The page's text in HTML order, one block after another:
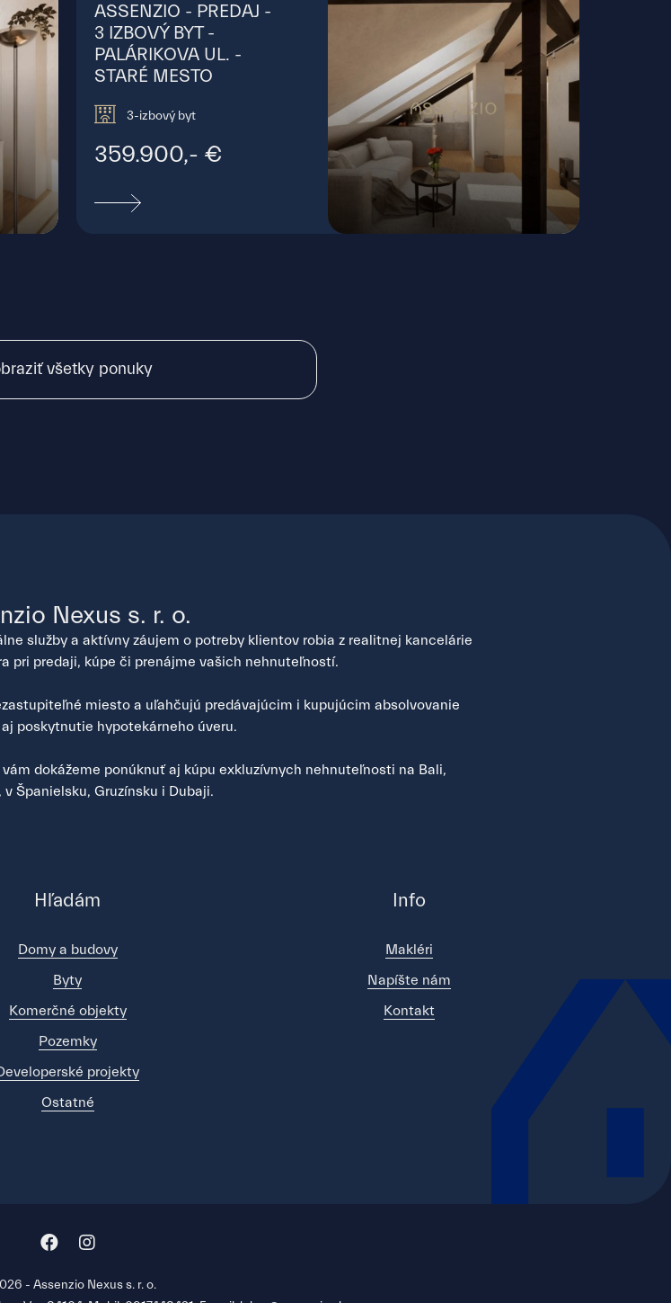
ASSENZIO - PREDAJ -
3 IZBOVÝ BYT -
PALÁRIKOVA UL. -
STARÉ MESTO
3-izbový byt
359.900,- €
všetky ponuky
Nexus s. r. o.
služby a aktívny záujem o potreby klientov robia z realitnej kancelárie
pri predaji, kúpe či prenájme vašich nehnuteľností.
miesto a uľahčujú predávajúcim i kupujúcim absolvovanie
poskytnutie hypotekárneho úveru.
dokážeme ponúknuť aj kúpu exkluzívnych nehnuteľnosti na Bali,
v Španielsku, Gruzínsku i Dubaji.
Hľadám
Domy a budovy
Byty
Komerčné objekty
Pozemky
projekty
Ostatné
Info
Makléri
Napíšte nám
Kontakt
- Assenzio Nexus s. r. o.